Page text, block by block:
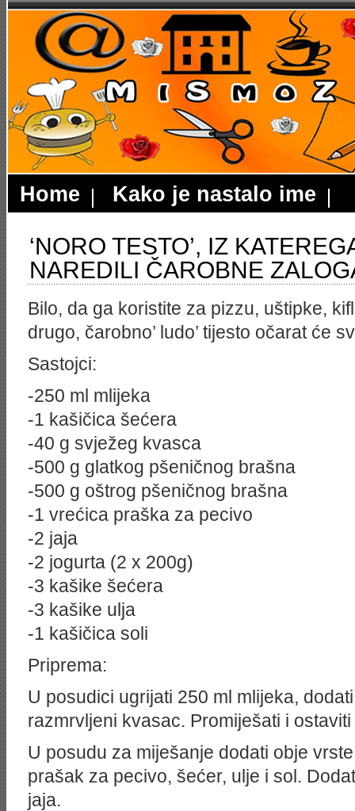
Home Kako je nastalo ime
‘NORO TESTO’, IZ
NAREDILI ČAROBNE
Bilo, da ga koristite za pizzu, uštipke,
drugo, čarobno’ ludo’ tijesto očarat će
Sastojci:
-250 ml mlijeka
-1 kašičica šećera
-40 g svježeg kvasca
-500 g glatkog pšeničnog brašna
-500 g oštrog pšeničnog brašna
-1 vrećica praška za pecivo
-2 jaja
-2 jogurta (2 x 200g)
-3 kašike šećera
-3 kašike ulja
-1 kašičica soli
Priprema:
U posudici ugrijati 250 ml mlijeka,
razmrvljeni kvasac. Promiješati i
U posudu za miješanje dodati obje
prašak za pecivo, šećer, ulje i sol.
jaja.